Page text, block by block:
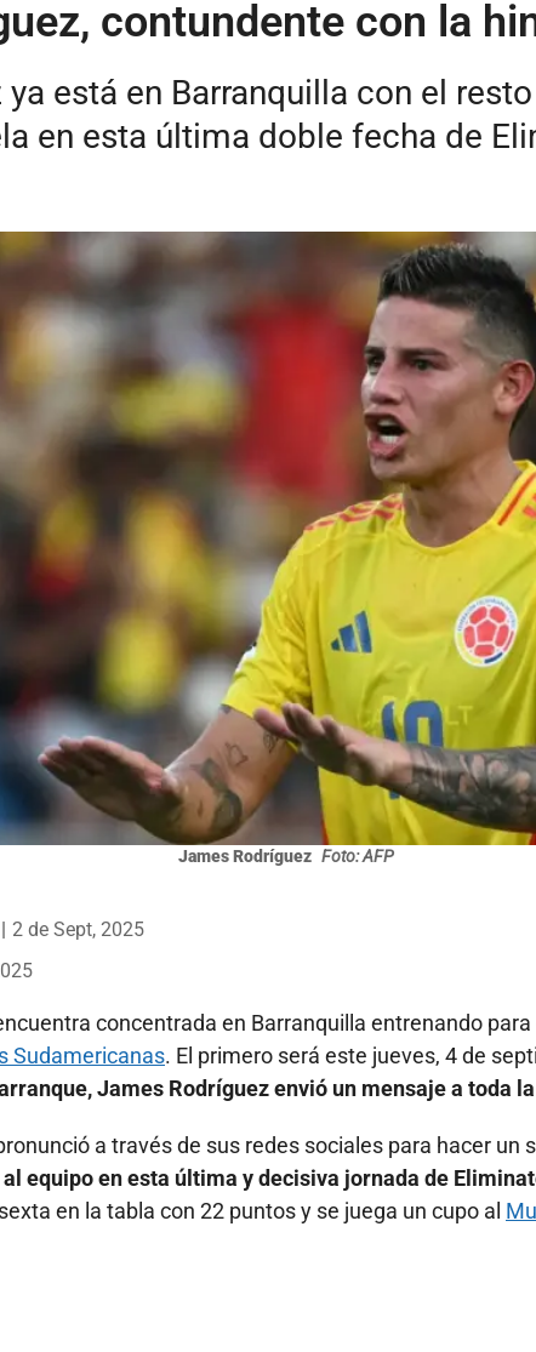
contundente con la
está en Barranquilla con el
en esta última doble fecha de
James Rodríguez Foto: AFP
2 de Sept, 2025
concentrada en Barranquilla entrenando
Sudamericanas. El primero será este jueves, 4 de
James Rodríguez envió un mensaje a toda
a través de sus redes sociales para hacer un
equipo en esta última y decisiva jornada de
en la tabla con 22 puntos y se juega un cupo al